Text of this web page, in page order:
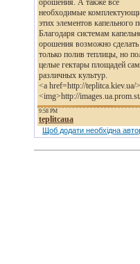
Щоб додати необхідна